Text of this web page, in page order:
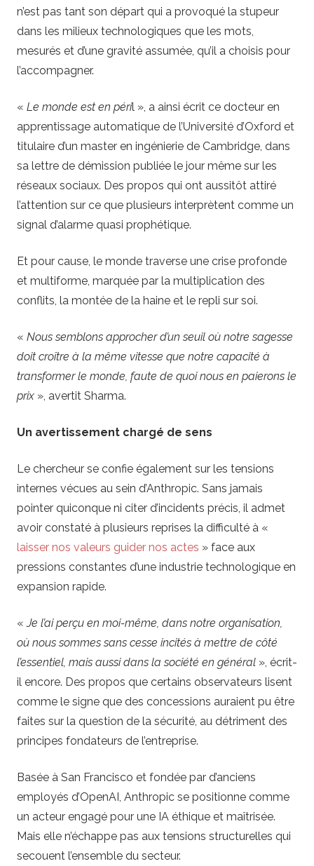
n’est pas tant son départ qui a provoqué la stupeur
dans les milieux technologiques que les mots,
mesurés et d’une gravité assumée, qu’il a choisis pour
l’accompagner.
« Le monde est en péril », a ainsi écrit ce docteur en
apprentissage automatique de l’Université d’Oxford et
titulaire d’un master en ingénierie de Cambridge, dans
sa lettre de démission publiée le jour même sur les
réseaux sociaux. Des propos qui ont aussitôt attiré
l’attention sur ce que plusieurs interprètent comme un
signal d’alarme quasi prophétique.
Et pour cause, le monde traverse une crise profonde
et multiforme, marquée par la multiplication des
conflits, la montée de la haine et le repli sur soi.
« Nous semblons approcher d’un seuil où notre sagesse
doit croître à la même vitesse que notre capacité à
transformer le monde, faute de quoi nous en paierons le
prix », avertit Sharma.
Un avertissement chargé de sens
Le chercheur se confie également sur les tensions
internes vécues au sein d’Anthropic. Sans jamais
pointer quiconque ni citer d’incidents précis, il admet
avoir constaté à plusieurs reprises la difficulté à «
laisser nos valeurs guider nos actes » face aux
pressions constantes d’une industrie technologique en
expansion rapide.
«Je l’ai perçu en moi-même, dans notre organisation,
où nous sommes sans cesse incités à mettre de côté
l’essentiel, mais aussi dans la société en général », écrit-
il encore. Des propos que certains observateurs lisent
comme le signe que des concessions auraient pu être
faites sur la question de la sécurité, au détriment des
principes fondateurs de l’entreprise.
Basée à San Francisco et fondée par d’anciens
employés d’OpenAI, Anthropic se positionne comme
un acteur engagé pour une IA éthique et maîtrisée.
Mais elle n’échappe pas aux tensions structurelles qui
secouent l’ensemble du secteur.